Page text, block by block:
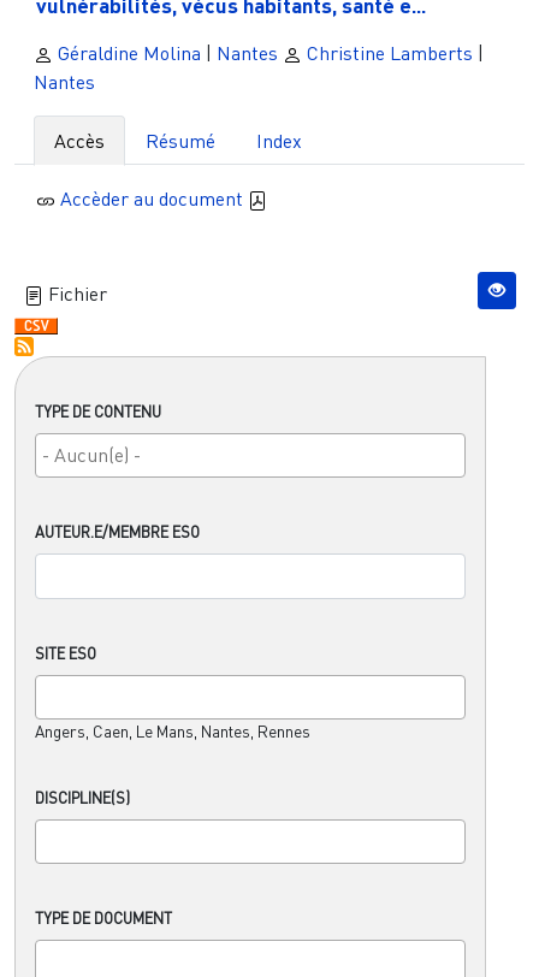
TYPE DE CONTENU
AUTEUR.E/MEMBRE ESO
SITE ESO
Angers, Caen, Le Mans, Nantes, Rennes
DISCIPLINE(S)
TYPE DE DOCUMENT
Géraldine Molina Nantes Christine Lamberts
Nantes
Accès Résumé Index
Accèder au document
Fichier